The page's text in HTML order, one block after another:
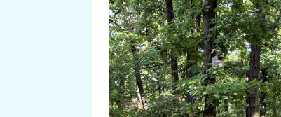
se Sázavou užívají
stačilo jen spartánské
záchod. Přišel ale čas na
poradí architekti Petr
Wojnar, uvidíte v pátek 7.